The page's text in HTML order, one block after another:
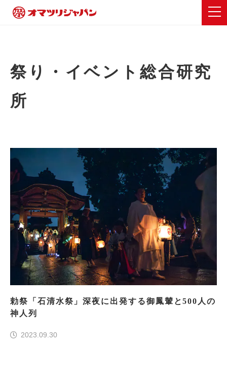
祭り・イベント総合研究
所
勅祭「石清水祭」深夜に出発する御鳳輦と500人の
神人列
2023.09.30